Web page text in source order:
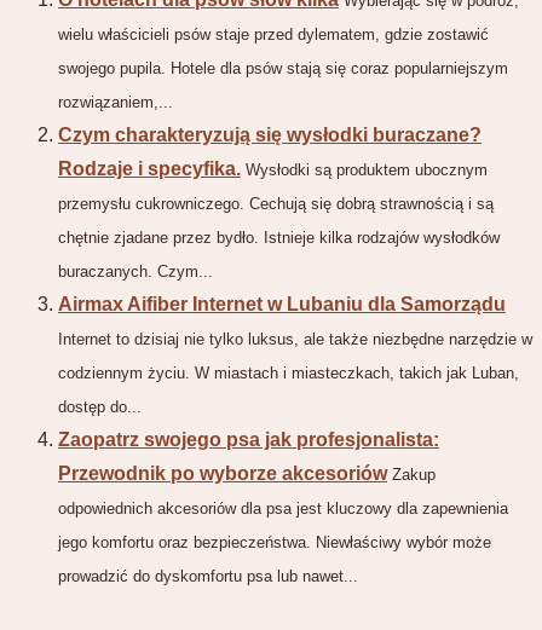
wielu właścicieli psów staje przed dylematem, gdzie zostawić
swojego pupila. Hotele dla psów stają się coraz popularniejszym
rozwiązaniem,...
Czym charakteryzują się wysłodki buraczane?
Rodzaje i specyfika. Wysłodki są produktem ubocznym
przemysłu cukrowniczego. Cechują się dobrą strawnością i są
chętnie zjadane przez bydło. Istnieje kilka rodzajów wysłodków
buraczanych. Czym...
Airmax Aifiber Internet w Lubaniu dla Samorządu
Internet to dzisiaj nie tylko luksus, ale także niezbędne narzędzie w
codziennym życiu. W miastach i miasteczkach, takich jak Luban,
dostęp do...
Zaopatrz swojego psa jak profesjonalista:
Przewodnik po wyborze akcesoriów Zakup
odpowiednich akcesoriów dla psa jest kluczowy dla zapewnienia
jego komfortu oraz bezpieczeństwa. Niewłaściwy wybór może
prowadzić do dyskomfortu psa lub nawet...